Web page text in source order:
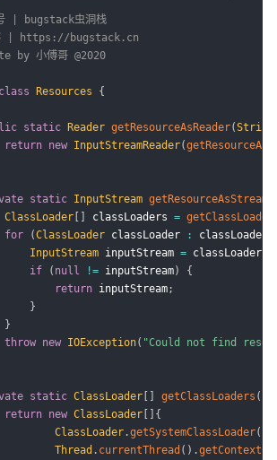
| bugstack虫洞栈
| https://bugstack.cn
by 小傅哥 @2020
class Resources {
static Reader getResourceAsReader(String
return new InputStreamReader(
static InputStream getResourceAsStream
ClassLoader
classLoaders =
for
(ClassLoader classLoader : classLoaders
InputStream inputStream = classLoader
if
( null != inputStream)
{
return inputStream;
}
}
throw new IOException( "Could not find
static ClassLoader getClassLoaders (
return new ClassLoader
{
ClassLoader .getSystemClassLoader(
Thread . currentThread ( ) .